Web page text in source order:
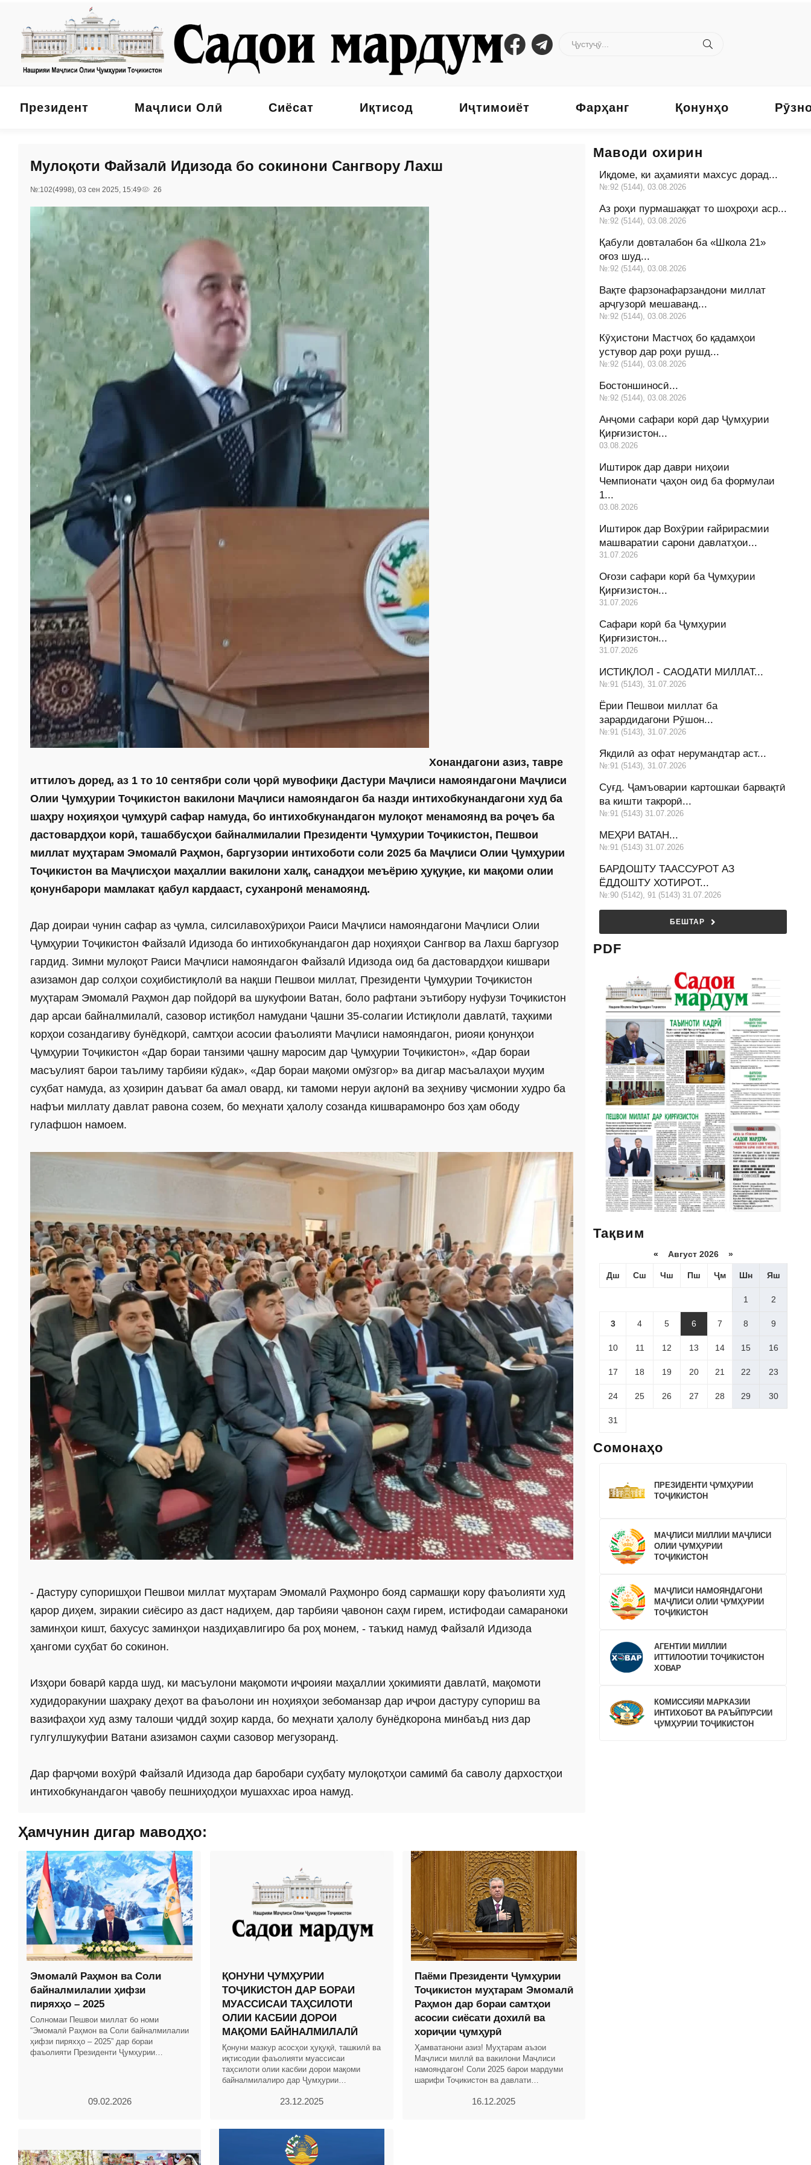
Президент Маҷлиси Олӣ Сиёсат Иқтисод Иҷтимоиёт Фарҳанг Қонунҳо
Мулоқоти Файзалӣ Идизода бо сокинони Сангвору Лахш
№:102(4998), 03 сен 2025, 15:49 26
Хонандагони азиз, тавре
иттилоъ доред, аз 1 то 10 сентябри соли ҷорӣ мувофиқи Дастури Маҷлиси намояндагони Маҷлиси
Олии Ҷумҳурии Тоҷикис­тон вакилони Маҷлиси намояндагон ба назди интихобкунандагони худ ба
шаҳру ноҳияҳои ҷумҳурӣ сафар намуда, бо интихобкунандагон мулоқот менамоянд ва роҷеъ ба
дастовардҳои корӣ, ташаб­бусҳои байналмилалии Президенти Ҷумҳурии Тоҷикистон, Пешвои
миллат муҳтарам ­Эмомалӣ Раҳмон, баргузории интихоботи соли 2025 ба Маҷлиси Олии Ҷумҳурии
Тоҷикистон ва Маҷлисҳои маҳаллии вакилони халқ, санадҳои меъёрию ҳуқуқие, ки мақоми олии
қонунбарори мамлакат қабул кардааст, суханронӣ менамоянд.
Дар доираи чунин сафар аз ҷумла, силсилавохӯриҳои Раиси Маҷлиси намояндагони Маҷлиси Олии
Ҷумҳурии Тоҷикистон Файзалӣ Идизода бо интихобкунандагон дар ­ноҳияҳои Сангвор ва Лахш баргузор
гардид. Зимни мулоқот Раиси Маҷлиси намояндагон Файзалӣ Идизода оид ба дастовардҳои кишвари
азизамон дар солҳои соҳибистиқлолӣ ва нақши Пешвои миллат, Президенти Ҷумҳурии Тоҷикистон
муҳтарам Эмомалӣ Раҳмон дар пойдорӣ ва шукуфоии Ватан, боло рафтани эътибору нуфузи Тоҷикис­тон
дар арсаи байналмилалӣ, сазовор истиқбол намудани Ҷашни 35-солагии Истиқлоли давлатӣ, таҳкими
корҳои созандагиву бунёдкорӣ, самтҳои асосии фаъолияти Маҷлиси намояндагон, риояи қонунҳои
Ҷумҳурии Тоҷикистон «Дар бораи танзими ҷашну маросим дар Ҷумҳурии Тоҷикистон», «Дар бораи
масъулият барои таълиму тарбияи кӯдак», «Дар бораи мақоми омӯзгор» ва дигар масъалаҳои муҳим
суҳбат намуда, аз ҳозирин даъват ба амал овард, ки тамоми неруи ақлонӣ ва зеҳниву ҷисмонии ­худро ба
нафъи миллату давлат равона созем, бо меҳнати ҳалолу созанда кишварамонро боз ҳам ободу
гулафшон намоем.
- Дастуру супоришҳои Пешвои миллат муҳтарам Эмомалӣ Раҳмонро бояд сармашқи кору фаъолияти худ
қарор диҳем, зиракии сиёсиро аз даст надиҳем, дар тарбияи ҷавонон саҳм гирем, истифодаи самараноки
заминҳои кишт, бахусус заминҳои наздиҳавлигиро ба роҳ монем, - таъкид намуд Файзалӣ Идизода
ҳангоми суҳбат бо сокинон.
Изҳори боварӣ карда шуд, ки масъулони мақомоти иҷроияи маҳаллии ҳокимияти давлатӣ, мақомоти
худидоракунии шаҳраку деҳот ва фаъолони ин ноҳияҳои зебоманзар дар иҷрои дастуру супориш ва
вазифаҳои худ азму талоши ҷиддӣ зоҳир карда, бо меҳнати ҳалолу бун­ёдкорона минбаъд низ дар
гулгулшукуфии Ватани азизамон саҳми сазовор мегузоранд.
Дар фарҷоми вохӯрӣ Файзалӣ Идизода дар баробари суҳбату мулоқотҳои самимӣ ба саволу дархостҳои
интихобкунандагон ҷавобу пешниҳодҳои мушаххас ироа намуд.
Ҳамчунин дигар маводҳо:
Эмомалӣ Раҳмон ва Соли
байналмилалии ҳифзи
пиряхҳо – 2025
Солномаи Пешвои миллат бо номи
“Эмомалӣ Раҳмон ва Соли байналмилалии
ҳифзи пиряхҳо – 2025” дар бораи
фаъолияти Президенти Ҷумҳурии
09.02.2026
ҚОНУНИ ҶУМҲУРИИ
ТОҶИКИСТОН ДАР БОРАИ
МУАССИСАИ ТАҲСИЛОТИ
ОЛИИ КАСБИИ ДОРОИ
МАҚОМИ БАЙНАЛМИЛАЛӢ
Қонуни мазкур асосҳои ҳуқуқӣ, ташкилӣ ва
иқтисодии фаъолияти муассисаи
таҳсилоти олии касбии дорои мақоми
байналмилалиро дар Ҷумҳурии
МУҚАРРАРОТИ УМУМӢ Моддаи 1.
23.12.2025
Паёми Президенти Ҷумҳурии
Тоҷикистон муҳтарам Эмомалӣ
Раҳмон дар бораи самтҳои
асосии сиёсати дохилӣ ва
хориҷии ҷумҳурӣ
Ҳамватанони азиз! Муҳтарам аъзои
Маҷлиси миллӣ ва вакилони Маҷлиси
намояндагон! Соли 2025 барои мардуми
шарифи Тоҷикистон ва давлати
назаррас ва рӯйдодҳои
16.12.2025
Маводи охирин
Иқдоме, ки аҳамияти махсус дорад...
№:92 (5144), 03.08.2026
Аз роҳи пурмашаққат то шоҳроҳи аср...
№:92 (5144), 03.08.2026
Қабули довталабон ба «Школа 21»
оғоз шуд...
№:92 (5144), 03.08.2026
Вақте фарзонафарзандони миллат
арҷгузорӣ мешаванд...
№:92 (5144), 03.08.2026
Кӯҳистони Мастчоҳ бо қадамҳои
устувор дар роҳи рушд...
№:92 (5144), 03.08.2026
Бостоншиносӣ...
№:92 (5144), 03.08.2026
Анҷоми сафари корӣ дар Ҷумҳурии
Қирғизистон...
03.08.2026
Иштирок дар даври ниҳоии
Чемпионати ҷаҳон оид ба формулаи
1...
03.08.2026
Иштирок дар Вохӯрии ғайрирасмии
машваратии сарони давлатҳои...
31.07.2026
Оғози сафари корӣ ба Ҷумҳурии
Қирғизистон...
31.07.2026
Сафари корӣ ба Ҷумҳурии
Қирғизистон...
31.07.2026
ИСТИҚЛОЛ - САОДАТИ МИЛЛАТ...
№:91 (5143), 31.07.2026
Ёрии Пешвои миллат ба
зарардидагони Рӯшон...
№:91 (5143), 31.07.2026
Якдилӣ аз офат нерумандтар аст...
№:91 (5143), 31.07.2026
Суғд. Ҷамъоварии картошкаи барвақтӣ
ва кишти такрорӣ...
№:91 (5143) 31.07.2026
МЕҲРИ ВАТАН...
№:91 (5143) 31.07.2026
БАРДОШТУ ТААССУРОТ АЗ
ЁДДОШТУ ХОТИРОТ...
№:90 (5142), 91 (5143) 31.07.2026
БЕШТАР
PDF
Тақвим
« Август 2026 »
Дш Сш Чш Пш Ҷм Шн Яш
1 2
3 4 5 6 7 8 9
10 11 12 13 14 15 16
17 18 19 20 21 22 23
24 25 26 27 28 29 30
31
Сомонаҳо
ПРЕЗИДЕНТИ ҶУМҲУРИИ
ТОҶИКИСТОН
МАҶЛИСИ МИЛЛИИ МАҶЛИСИ
ОЛИИ ҶУМҲУРИИ
ТОҶИКИСТОН
МАҶЛИСИ НАМОЯНДАГОНИ
МАҶЛИСИ ОЛИИ ҶУМҲУРИИ
ТОҶИКИСТОН
АГЕНТИИ МИЛЛИИ
ИТТИЛООТИИ ТОҶИКИСТОН
ХОВАР
КОМИССИЯИ МАРКАЗИИ
ИНТИХОБОТ ВА РАЪЙПУРСИИ
ҶУМҲУРИИ ТОҶИКИСТОН